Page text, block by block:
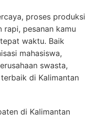
proses produksi
rapi, pesanan kamu
waktu. Baik
mahasiswa,
swasta,
di Kalimantan
di Kalimantan